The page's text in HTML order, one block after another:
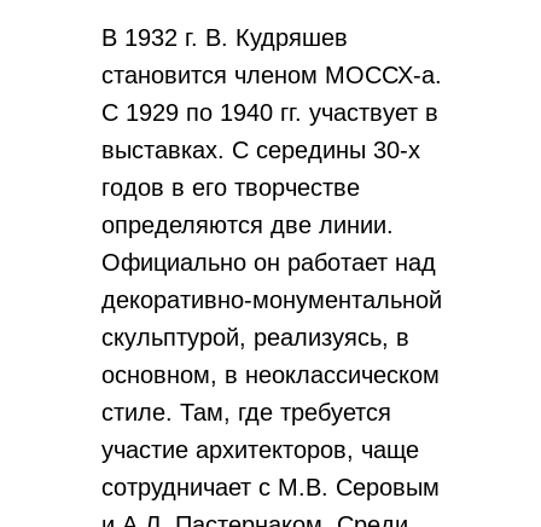
В 1932 г. В. Кудряшев
становится членом МОССХ-а.
С 1929 по 1940 гг. участвует в
выставках. С середины 30-х
годов в его творчестве
определяются две линии.
Официально он работает над
декоративно-монументальной
скульптурой, реализуясь, в
основном, в неоклассическом
стиле. Там, где требуется
участие архитекторов, чаще
сотрудничает с М.В. Серовым